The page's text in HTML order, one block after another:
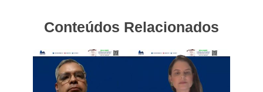
Conteúdos Relacionados